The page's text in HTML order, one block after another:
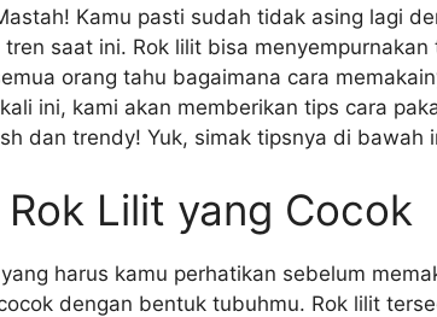
Kamu pasti sudah tidak asing lagi
saat ini. Rok lilit bisa
orang tahu bagaimana cara
ini, kami akan memberikan tips cara
dan trendy! Yuk, simak tipsnya di bawah
Rok Lilit yang Cocok
harus kamu perhatikan sebelum
dengan bentuk tubuhmu. Rok lilit